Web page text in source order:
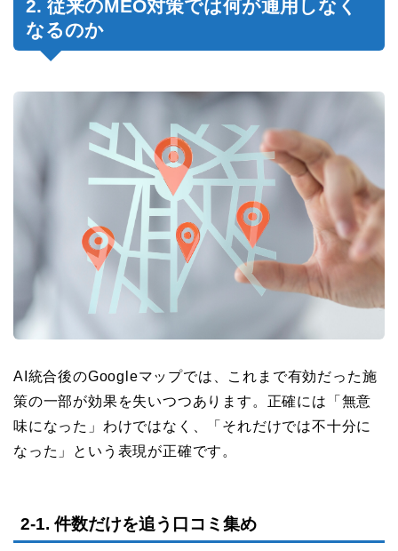
2. 従来のMEO対策では何が通用しなく
なるのか
AI統合後のGoogleマップでは、これまで有効だった施
策の一部が効果を失いつつあります。正確には「無意
味になった」わけではなく、「それだけでは不十分に
なった」という表現が正確です。
2-1. 件数だけを追う口コミ集め